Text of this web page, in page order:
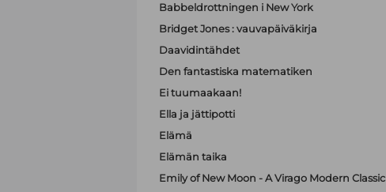
Babbeldrottningen i New York
Bridget Jones : vauvapäiväkirja
Daavidintähdet
Den fantastiska matematiken
Ei tuumaakaan!
Ella ja jättipotti
Elämä
Elämän taika
Emily of New Moon - A Virago Modern Classic